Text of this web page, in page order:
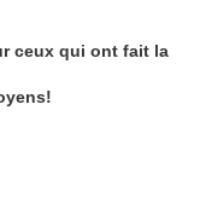
ceux qui ont fait la